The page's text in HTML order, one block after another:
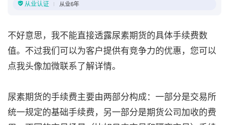
从业认证 从业6年
不好意思，我不能直接透露尿素期货的具体手续费数
值。不过我们可以为客户提供有竞争力的优惠，您可以
点我头像加微联系了解详情。
尿素期货的手续费主要由两部分构成：一部分是交易所
统一规定的基础手续费，另一部分是期货公司加收的费